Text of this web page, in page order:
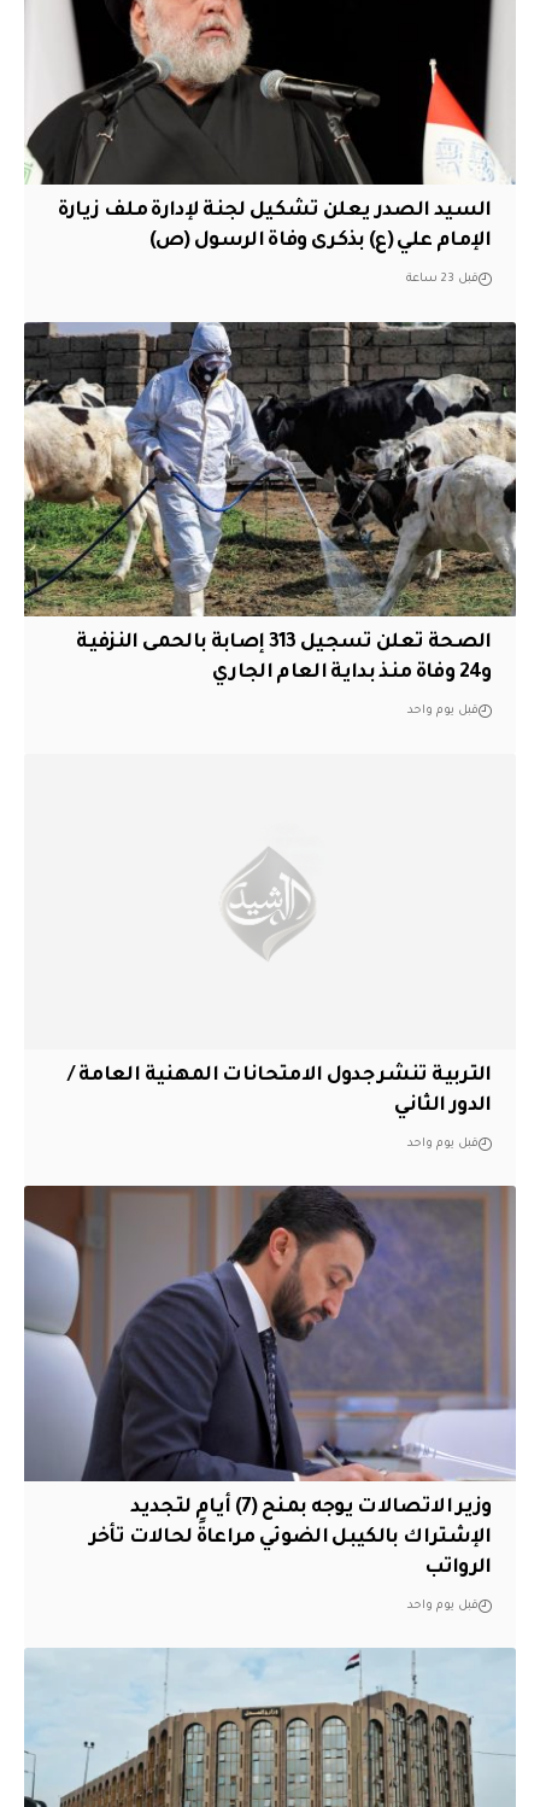
السيد الصدر يعلن تشكيل لجنة لإدارة ملف زيارة
الإمام علي (ع) بذكرى وفاة الرسول (ص)
قبل 23 ساعة
الصحة تعلن تسجيل 313 إصابة بالحمى النزفية
و24 وفاة منذ بداية العام الجاري
قبل يوم واحد
التربية تنشر جدول الامتحانات المهنية العامة /
الدور الثاني
قبل يوم واحد
وزير الاتصالات يوجه بمنح (7) أيام لتجديد
الإشتراك بالكيبل الضوئي مراعاةً لحالات تأخر
الرواتب
قبل يوم واحد